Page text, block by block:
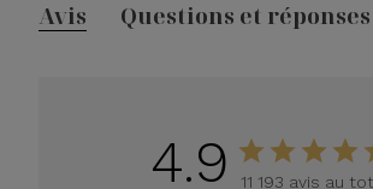
Avis Questions et réponses
4.9
11 193 avis au